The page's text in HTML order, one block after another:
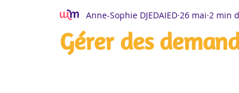
Gérer des
Anne-Sophie DJEDAIED 26 mai 2 min